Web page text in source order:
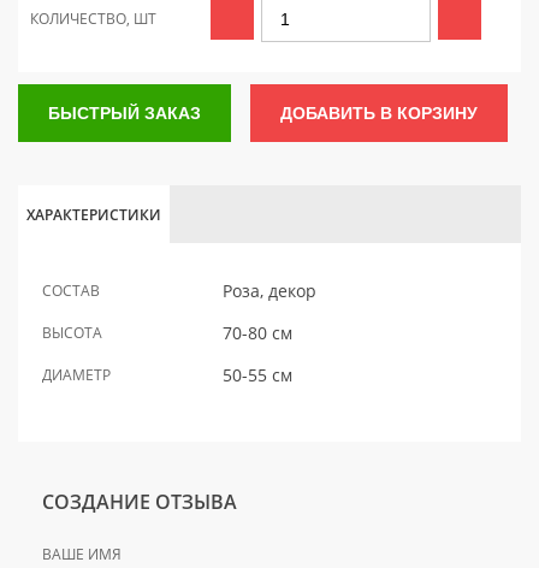
КОЛИЧЕСТВО, ШТ
БЫСТРЫЙ ЗАКАЗ ДОБАВИТЬ В КОРЗИНУ
ХАРАКТЕРИСТИКИ
СОСТАВ Роза, декор
ВЫСОТА 70-80 см
ДИАМЕТР 50-55 см
СОЗДАНИЕ ОТЗЫВА
ВАШЕ ИМЯ